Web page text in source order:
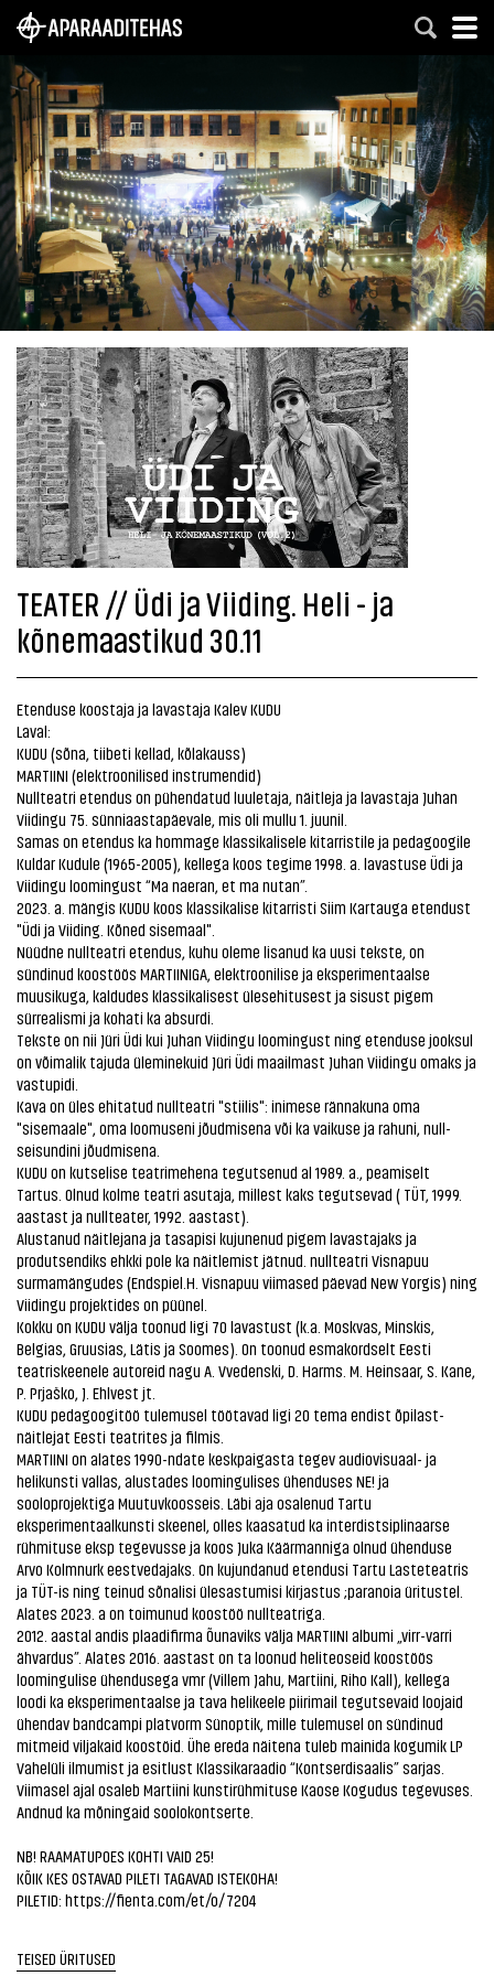
TEATER // Üdi ja Viiding. Heli - ja
kõnemaastikud 30.11
Etenduse koostaja ja lavastaja Kalev KUDU
Laval:
KUDU (sõna, tiibeti kellad, kõlakauss)
MARTIINI (elektroonilised instrumendid)
Nullteatri etendus on pühendatud luuletaja, näitleja ja lavastaja Juhan
Viidingu 75. sünniaastapäevale, mis oli mullu 1. juunil.
Samas on etendus ka hommage klassikalisele kitarristile ja pedagoogile
Kuldar Kudule (1965-2005), kellega koos tegime 1998. a. lavastuse Üdi ja
Viidingu loomingust “Ma naeran, et ma nutan”.
2023. a. mängis KUDU koos klassikalise kitarristi Siim Kartauga etendust
"Üdi ja Viiding. Kõned sisemaal".
Nüüdne nullteatri etendus, kuhu oleme lisanud ka uusi tekste, on
sündinud koostöös MARTIINIGA, elektroonilise ja eksperimentaalse
muusikuga, kaldudes klassikalisest ülesehitusest ja sisust pigem
sürrealismi ja kohati ka absurdi.
Tekste on nii Jüri Üdi kui Juhan Viidingu loomingust ning etenduse jooksul
on võimalik tajuda üleminekuid Jüri Üdi maailmast Juhan Viidingu omaks ja
vastupidi.
Kava on üles ehitatud nullteatri "stiilis": inimese rännakuna oma
"sisemaale", oma loomuseni jõudmisena või ka vaikuse ja rahuni, null-
seisundini jõudmisena.
KUDU on kutselise teatrimehena tegutsenud al 1989. a., peamiselt
Tartus. Olnud kolme teatri asutaja, millest kaks tegutsevad ( TÜT, 1999.
aastast ja nullteater, 1992. aastast).
Alustanud näitlejana ja tasapisi kujunenud pigem lavastajaks ja
produtsendiks ehkki pole ka näitlemist jätnud. nullteatri Visnapuu
surmamängudes (Endspiel.H. Visnapuu viimased päevad New Yorgis) ning
Viidingu projektides on püünel.
Kokku on KUDU välja toonud ligi 70 lavastust (k.a. Moskvas, Minskis,
Belgias, Gruusias, Lätis ja Soomes). On toonud esmakordselt Eesti
teatriskeenele autoreid nagu A. Vvedenski, D. Harms. M. Heinsaar, S. Kane,
P. Prjaško, J. Ehlvest jt.
KUDU pedagoogitöö tulemusel töötavad ligi 20 tema endist õpilast-
näitlejat Eesti teatrites ja filmis.
MARTIINI on alates 1990-ndate keskpaigasta tegev audiovisuaal- ja
helikunsti vallas, alustades loomingulises ühenduses NE! ja
sooloprojektiga Muutuvkoosseis. Läbi aja osalenud Tartu
eksperimentaalkunsti skeenel, olles kaasatud ka interdistsiplinaarse
rühmituse eksp tegevusse ja koos Juka Käärmanniga olnud ühenduse
Arvo Kolmnurk eestvedajaks. On kujundanud etendusi Tartu Lasteteatris
ja TÜT-is ning teinud sõnalisi ülesastumisi kirjastus ;paranoia üritustel.
Alates 2023. a on toimunud koostöö nullteatriga.
2012. aastal andis plaadifirma Õunaviks välja MARTIINI albumi „virr-varri
ähvardus”. Alates 2016. aastast on ta loonud heliteoseid koostöös
loomingulise ühendusega vmr (Villem Jahu, Martiini, Riho Kall), kellega
loodi ka eksperimentaalse ja tava helikeele piirimail tegutsevaid loojaid
ühendav bandcampi platvorm Sünoptik, mille tulemusel on sündinud
mitmeid viljakaid koostöid. Ühe ereda näitena tuleb mainida kogumik LP
Vahelüli ilmumist ja esitlust Klassikaraadio “Kontserdisaalis” sarjas.
Viimasel ajal osaleb Martiini kunstirühmituse Kaose Kogudus tegevuses.
Andnud ka mõningaid soolokontserte.
NB! RAAMATUPOES KOHTI VAID 25!
KÕIK KES OSTAVAD PILETI TAGAVAD ISTEKOHA!
PILETID: https://fienta.com/et/o/7204
TEISED ÜRITUSED